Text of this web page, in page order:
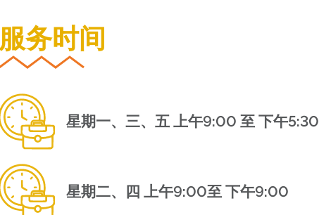
服务时间
星期一、三、五 上午9:00 至 下午5:30
星期二、四 上午9:00至 下午9:00